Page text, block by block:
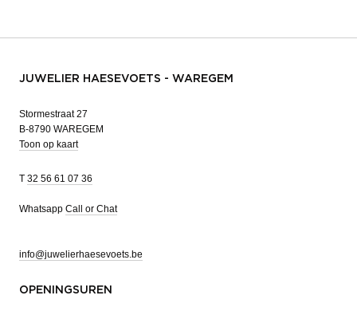
JUWELIER HAESEVOETS - WAREGEM
Stormestraat 27
B-8790 WAREGEM
Toon op kaart
T 32 56 61 07 36
Whatsapp Call or Chat
info@juwelierhaesevoets.be
OPENINGSUREN